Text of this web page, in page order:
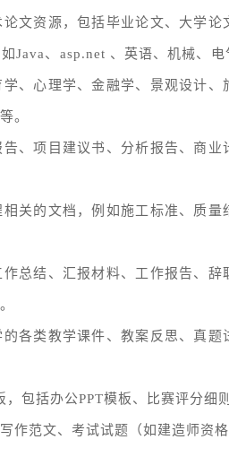
文资源，包括毕业论文、大学
Java、asp.net 、英语、机械、
、心理学、金融学、景观设计、
。
、项目建议书、分析报告、商
关的文档，例如施工标准、质
总结、汇报材料、工作报告、
各类教学课件、教案反思、真
包括办公PPT模板、比赛评分细
作范文、考试试题（如建造师资